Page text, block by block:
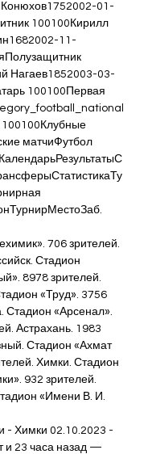
01-
100100Кирилл
11-
Нагаев1852003-03-
100100Первая
100100Клубные
матчиФутбол
706 зрителей.
Стадион
8978 зрителей.
«Труд». 3756
Стадион «Арсенал».
Астрахань. 1983
Стадион «Ахмат
Химки. Стадион
932 зрителей.
«Имени В. И.
- Химки 02.10.2023 -
и 23 часа назад —